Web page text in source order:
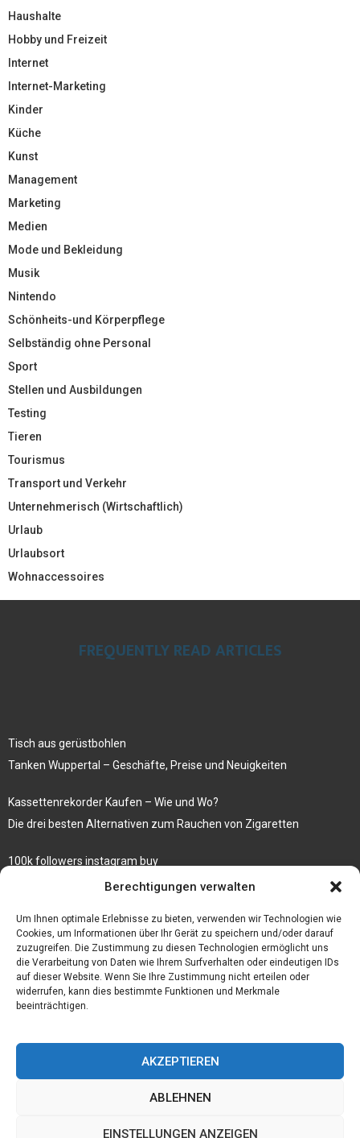
Berechtigungen verwalten
Um Ihnen optimale Erlebnisse zu bieten, verwenden wir Technologien wie
Cookies, um Informationen über Ihr Gerät zu speichern und/oder darauf
zuzugreifen. Die Zustimmung zu diesen Technologien ermöglicht uns
die Verarbeitung von Daten wie Ihrem Surfverhalten oder eindeutigen IDs
auf dieser Website. Wenn Sie Ihre Zustimmung nicht erteilen oder
widerrufen, kann dies bestimmte Funktionen und Merkmale
beeinträchtigen.
AKZEPTIEREN
ABLEHNEN
EINSTELLUNGEN ANZEIGEN
Haushalte
Hobby und Freizeit
Internet
Internet-Marketing
Kinder
Küche
Kunst
Management
Marketing
Medien
Mode und Bekleidung
Musik
Nintendo
Schönheits-und Körperpflege
Selbständig ohne Personal
Sport
Stellen und Ausbildungen
Testing
Tieren
Tourismus
Transport und Verkehr
Unternehmerisch (Wirtschaftlich)
Urlaub
Urlaubsort
Wohnaccessoires
FREQUENTLY READ ARTICLES
Tisch aus gerüstbohlen
Tanken Wuppertal – Geschäfte, Preise und Neuigkeiten
Kassettenrekorder Kaufen – Wie und Wo?
Die drei besten Alternativen zum Rauchen von Zigaretten
100k followers instagram buy
Rezepte für gekochte Süßkartoffeln
Gönnen Sie sich bedruckte Fliesen mit einem eigenen Bild